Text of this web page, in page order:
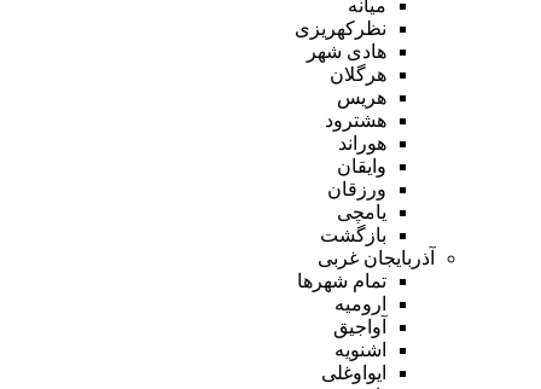
میانه
نظرکهریزی
هادی شهر
هرگلان
هریس
هشترود
هوراند
وایقان
ورزقان
یامچی
بازگشت
آذربایجان غربی
تمام شهر‌ها
ارومیه
آواجیق
اشنویه
ایواوغلی